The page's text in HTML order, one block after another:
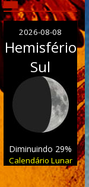
2026-08-08
Hemisfério
Sul
Diminuindo 29%
Calendário Lunar